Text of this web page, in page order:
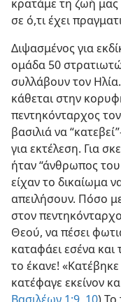
κρατάμε τη ζωή μας
σε ό,τι έχει
Διψασμένος για
ομάδα 50
συλλάβουν τον
κάθεται στην
πεντηκόνταρχος
βασιλιά να
για εκτέλεση. Για
ήταν “άνθρωπος
είχαν το δικαίωμα
απειλήσουν. Πόσο
στον
Θεού, να πέσει
καταφάει εσένα
το έκανε!
κατέφαγε εκείνον